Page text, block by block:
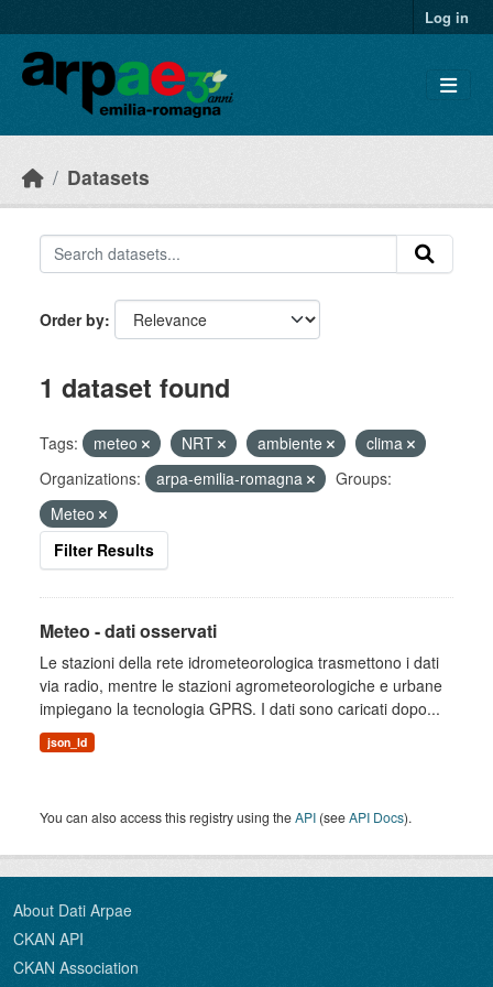
Log in
Datasets
Order by
1 dataset found
Tags: meteo NRT ambiente
clima
Organizations:
arpa-emilia-romagna
Groups:
Meteo
Filter Results
Meteo - dati osservati
Le stazioni della rete idrometeorologica trasmettono i dati
via radio, mentre le stazioni agrometeorologiche e urbane
impiegano la tecnologia GPRS. I dati sono caricati dopo...
json_ld
You can also access this registry using theAPI (seeAPI Docs).
About Dati Arpae
CKAN API
CKAN Association